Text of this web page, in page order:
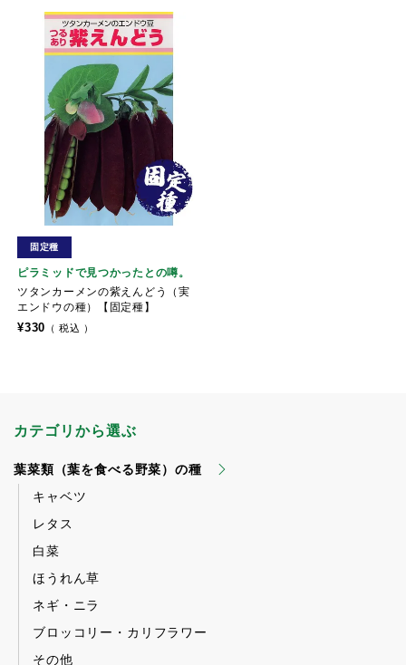
ピラミッドで見つかったとの噂。
ツタンカーメンの紫えんどう（実
エンドウの種）【固定種】
固定種
¥330 税込
カテゴリから選ぶ
葉菜類（葉を食べる野菜）の種
キャベツ
レタス
白菜
ほうれん草
ネギ・ニラ
ブロッコリー・カリフラワー
その他